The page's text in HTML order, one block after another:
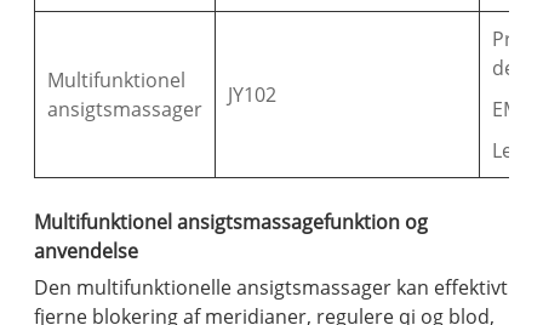
Multifunktionel
ansigtsmassager
JY102
EMS
Led
Multifunktionel ansigtsmassagefunktion og
anvendelse
Den multifunktionelle ansigtsmassager kan effektivt
fjerne blokering af meridianer, regulere qi og blod,